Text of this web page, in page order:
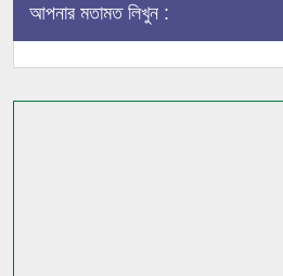
আপনার মতামত লিখুন :